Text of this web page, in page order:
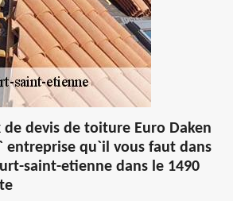
de devis de toiture Euro Daken
entreprise qu`il vous faut dans
saint-etienne dans le 1490